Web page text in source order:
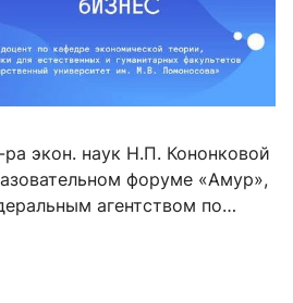
экон. наук Н.П. Кононковой
форуме «Амур»,
агентством по
«Знание»